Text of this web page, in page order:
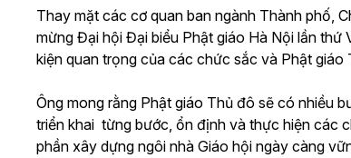
Thay mặt các cơ quan ban ngành Thành phố,
mừng Đại hội Đại biểu Phật giáo Hà Nội lần
kiện quan trọng của các chức sắc và Phật giáo
Ông mong rằng Phật giáo Thủ đô sẽ có nhiều
triển khai từng bước, ổn định và thực hiện các
phần xây dựng ngôi nhà Giáo hội ngày càng